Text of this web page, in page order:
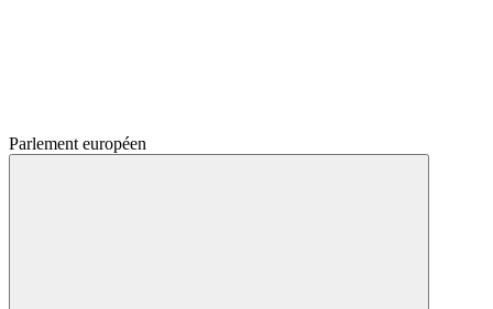
Parlement européen